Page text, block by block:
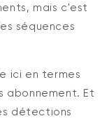
mais c'est
séquences
ici en termes
abonnement. Et
détections